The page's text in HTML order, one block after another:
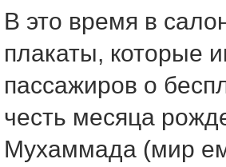
В это время в
плакаты, которые
пассажиров о
честь месяца
Мухаммада (мир